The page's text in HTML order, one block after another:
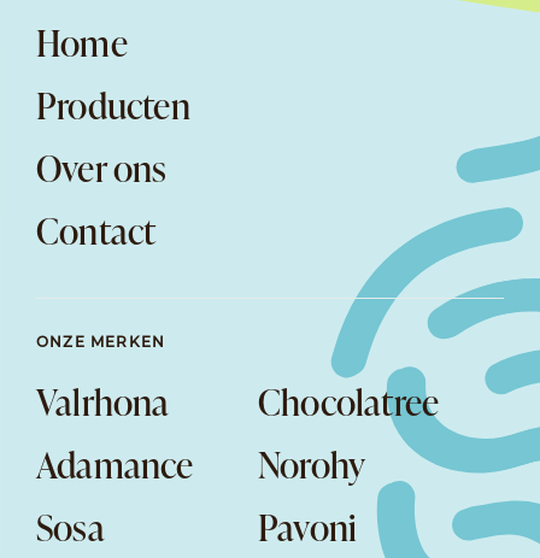
Home
Producten
Over ons
Contact
ONZE MERKEN
Valrhona
Chocolatree
Adamance
Norohy
Sosa
Pavoni